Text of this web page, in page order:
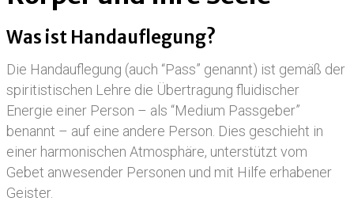
Was ist Handauflegung?
Die Handauflegung (auch “Pass” genannt) ist gemäß der
spiritistischen Lehre die Übertragung fluidischer
Energie einer Person – als “Medium Passgeber”
benannt – auf eine andere Person. Dies geschieht in
einer harmonischen Atmosphäre, unterstützt vom
Gebet anwesender Personen und mit Hilfe erhabener
Geister.